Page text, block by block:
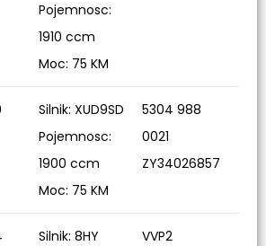
Pojemnosc:
1910 ccm
Moc: 75 KM
Silnik: XUD9SD
Pojemnosc:
1900 ccm
Moc: 75 KM
5304 988
0021
ZY34026857
Silnik: 8HY
VVP2